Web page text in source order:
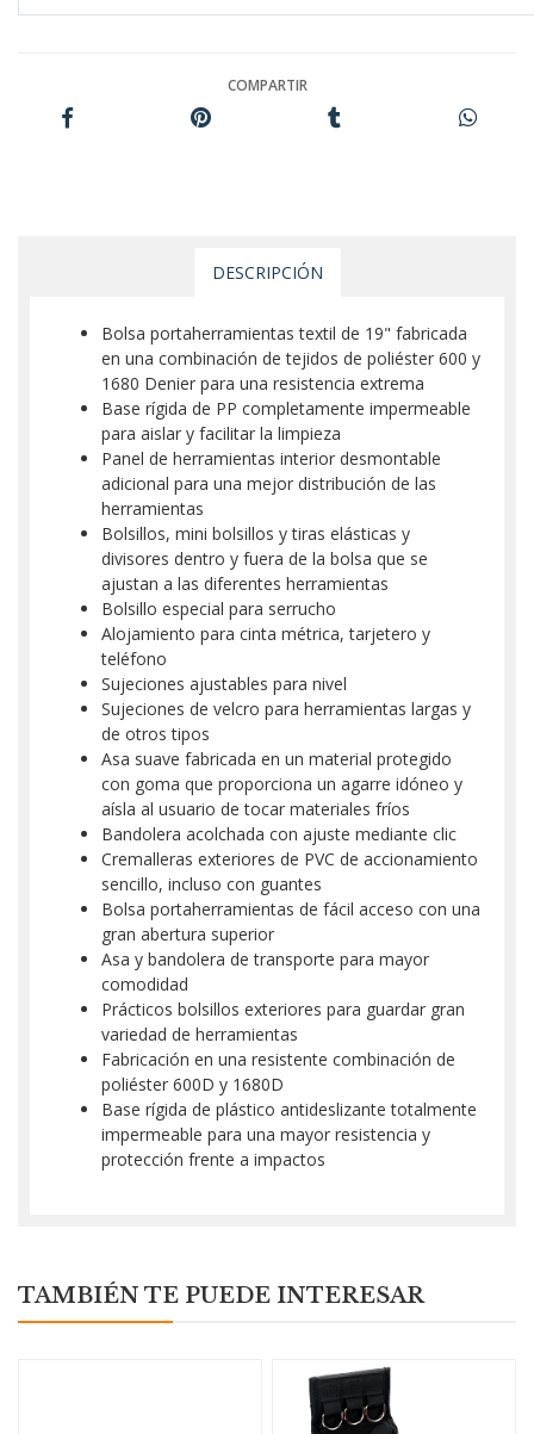
COMPARTIR
DESCRIPCIÓN
Bolsa portaherramientas textil de 19" fabricada
en una combinación de tejidos de poliéster 600 y
1680 Denier para una resistencia extrema
Base rígida de PP completamente impermeable
para aislar y facilitar la limpieza
Panel de herramientas interior desmontable
adicional para una mejor distribución de las
herramientas
Bolsillos, mini bolsillos y tiras elásticas y
divisores dentro y fuera de la bolsa que se
ajustan a las diferentes herramientas
Bolsillo especial para serrucho
Alojamiento para cinta métrica, tarjetero y
teléfono
Sujeciones ajustables para nivel
Sujeciones de velcro para herramientas largas y
de otros tipos
Asa suave fabricada en un material protegido
con goma que proporciona un agarre idóneo y
aísla al usuario de tocar materiales fríos
Bandolera acolchada con ajuste mediante clic
Cremalleras exteriores de PVC de accionamiento
sencillo, incluso con guantes
Bolsa portaherramientas de fácil acceso con una
gran abertura superior
Asa y bandolera de transporte para mayor
comodidad
Prácticos bolsillos exteriores para guardar gran
variedad de herramientas
Fabricación en una resistente combinación de
poliéster 600D y 1680D
Base rígida de plástico antideslizante totalmente
impermeable para una mayor resistencia y
protección frente a impactos
TAMBIÉN TE PUEDE INTERESAR